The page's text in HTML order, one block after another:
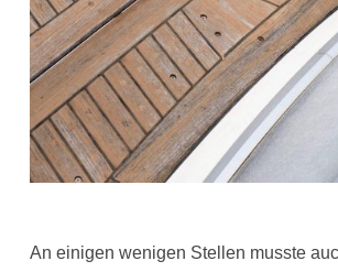
An einigen wenigen Stellen musste